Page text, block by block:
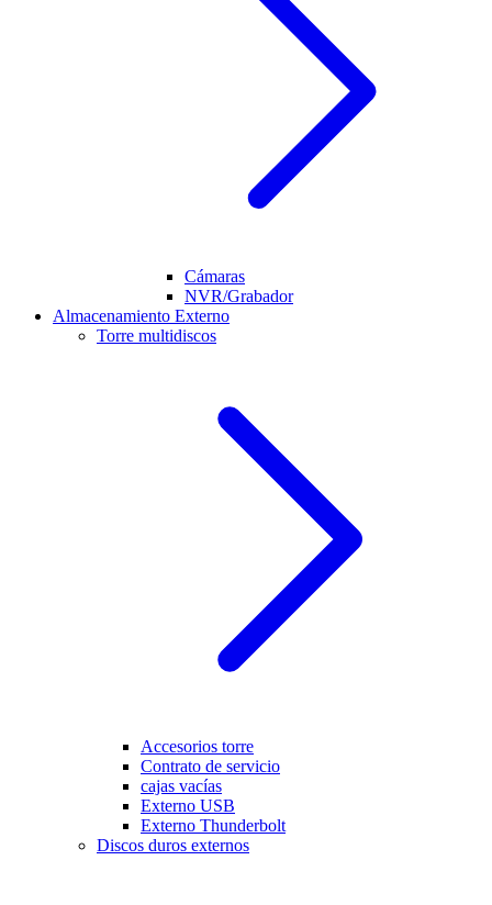
Cámaras
NVR/Grabador
Almacenamiento Externo
Torre multidiscos
Accesorios torre
Contrato de servicio
cajas vacías
Externo USB
Externo Thunderbolt
Discos duros externos